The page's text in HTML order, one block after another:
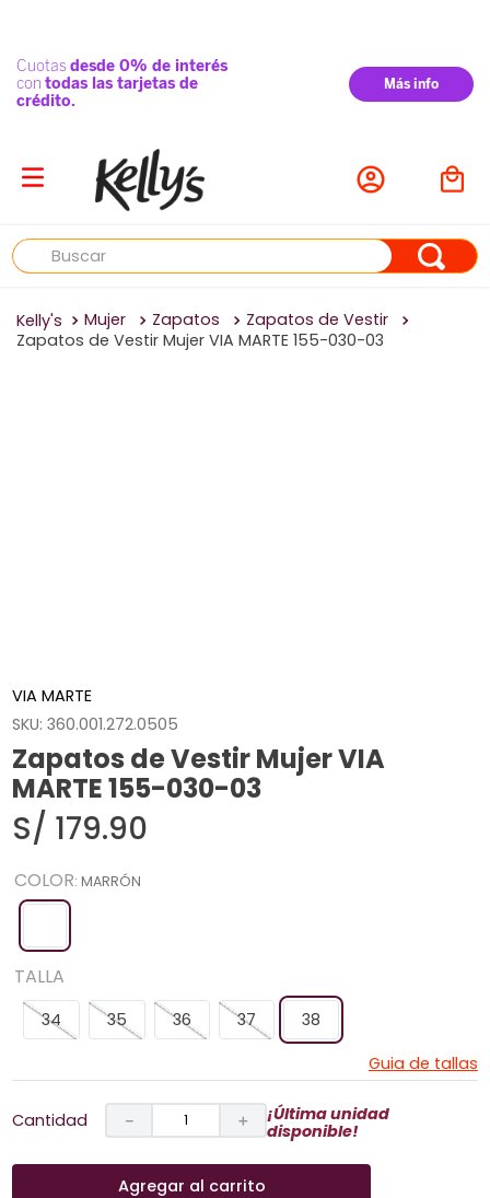
Buscar
Mujer Zapatos
Zapatos de Vestir
Zapatos de Vestir Mujer VIA MARTE 155-030-03
VIA MARTE
SKU:360.001.272.0505
Zapatos de Vestir Mujer VIA
MARTE 155-030-03
S/ 179.90
COLOR: MARRÓN
TALLA
34 35 36 37
38
Guia de tallas
Cantidad ＋
－
¡Última unidad
disponible!
Agregar al carrito